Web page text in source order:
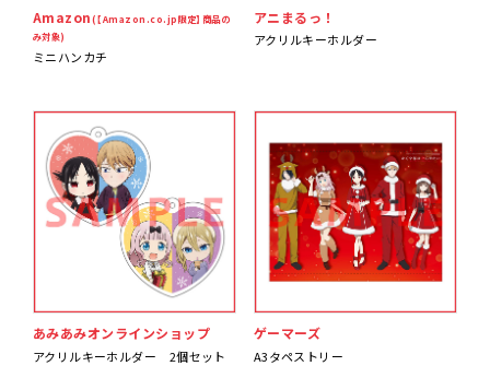
Amazon(【Amazon.co.jp限定】商品の
み対象)
ミニハンカチ
アニまるっ！
アクリルキーホルダー
あみあみオンラインショップ
アクリルキーホルダー 2個セット
ゲーマーズ
A3タペストリー